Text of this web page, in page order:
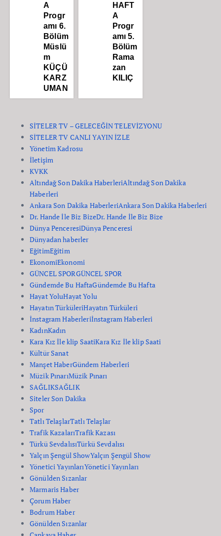
A
Progr
amı 6.
Bölüm
Müslü
m
KÜÇÜ
KARZ
UMAN
HAFT
A
Progr
amı 5.
Bölüm
Rama
zan
KILIÇ
SİTELER TV – GELECEĞİN TELEVİZYONU
SİTELER TV CANLI YAYIN İZLE
Yönetim Kadrosu
İletişim
KVKK
Altındağ Son Dakika HaberleriAltındağ Son Dakika
Haberleri
Ankara Son Dakika HaberleriAnkara Son Dakika Haberleri
Dr. Hande İle Biz BizeDr. Hande İle Biz Bize
Dünya PenceresiDünya Penceresi
Dünyadan haberler
EğitimEğitim
EkonomiEkonomi
GÜNCEL SPORGÜNCEL SPOR
Gündemde Bu HaftaGündemde Bu Hafta
Hayat YoluHayat Yolu
Hayatın TürküleriHayatın Türküleri
İnstagram Haberleriİnstagram Haberleri
KadınKadın
Kara Kız İle klip SaatiKara Kız İle klip Saati
Kültür Sanat
Manşet HaberGündem Haberleri
Müzik PınarıMüzik Pınarı
SAĞLIKSAĞLIK
Siteler Son Dakika
Spor
Tatlı TelaşlarTatlı Telaşlar
Trafik KazalarıTrafik Kazası
Türkü SevdalısıTürkü Sevdalısı
Yalçın Şengül ShowYalçın Şengül Show
Yönetici YayınlarıYönetici Yayınları
Gönülden Sızanlar
Marmaris Haber
Çorum Haber
Bodrum Haber
Gönülden Sızanlar